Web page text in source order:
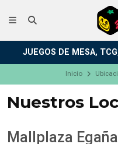
JUEGOS DE MESA,
Inicio
Nuestros
Mallplaza Egaña